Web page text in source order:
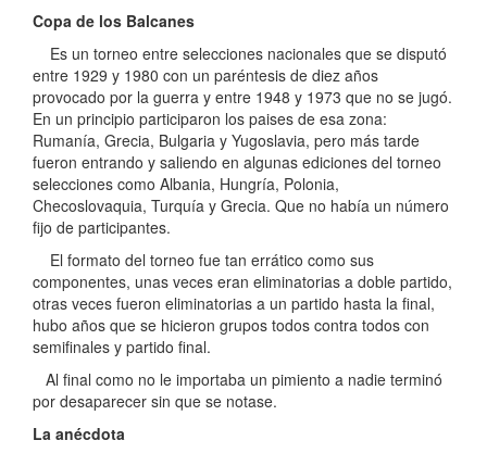
Copa de los Balcanes
Es un torneo entre selecciones nacionales que se disputó
entre 1929 y 1980 con un paréntesis de diez años
provocado por la guerra y entre 1948 y 1973 que no se jugó.
En un principio participaron los paises de esa zona:
Rumanía, Grecia, Bulgaria y Yugoslavia, pero más tarde
fueron entrando y saliendo en algunas ediciones del torneo
selecciones como Albania, Hungría, Polonia,
Checoslovaquia, Turquía y Grecia. Que no había un número
fijo de participantes.
El formato del torneo fue tan errático como sus
componentes, unas veces eran eliminatorias a doble partido,
otras veces fueron eliminatorias a un partido hasta la final,
hubo años que se hicieron grupos todos contra todos con
semifinales y partido final.
Al final como no le importaba un pimiento a nadie terminó
por desaparecer sin que se notase.
La anécdota